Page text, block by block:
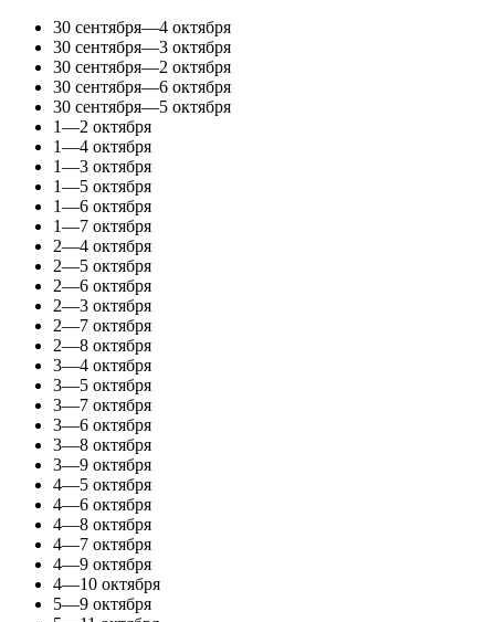
30 сентября—4 октября
30 сентября—3 октября
30 сентября—2 октября
30 сентября—6 октября
30 сентября—5 октября
1—2 октября
1—4 октября
1—3 октября
1—5 октября
1—6 октября
1—7 октября
2—4 октября
2—5 октября
2—6 октября
2—3 октября
2—7 октября
2—8 октября
3—4 октября
3—5 октября
3—7 октября
3—6 октября
3—8 октября
3—9 октября
4—5 октября
4—6 октября
4—8 октября
4—7 октября
4—9 октября
4—10 октября
5—9 октября